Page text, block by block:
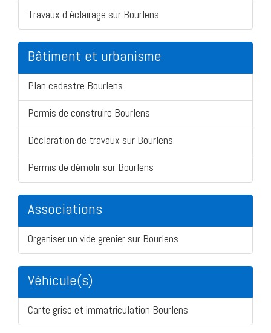
Travaux d'éclairage sur Bourlens
Bâtiment et urbanisme
Plan cadastre Bourlens
Permis de construire Bourlens
Déclaration de travaux sur Bourlens
Permis de démolir sur Bourlens
Associations
Organiser un vide grenier sur Bourlens
Véhicule(s)
Carte grise et immatriculation Bourlens